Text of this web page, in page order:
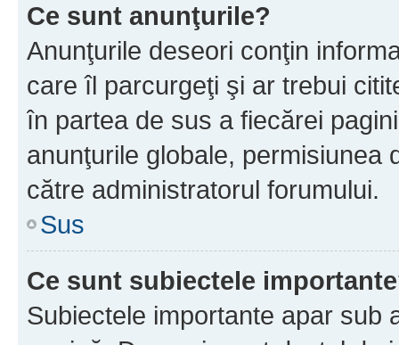
Ce sunt anunţurile?
Anunţurile deseori conţin
care îl parcurgeţi şi ar trebui
în partea de sus a fiecărei
anunţurile globale, permisiunea
către administratorul forumului.
Sus
Ce sunt subiectele
Subiectele importante apar sub